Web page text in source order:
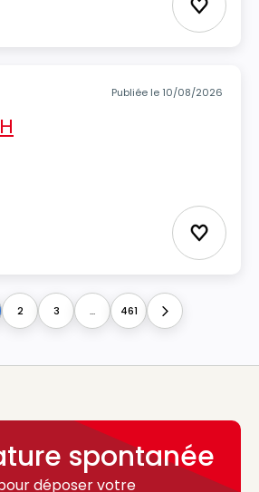
Ajouter
Publiée le 10/08/2026
Ajouter
2 3 ... 461 Next
spontanée
déposer votre